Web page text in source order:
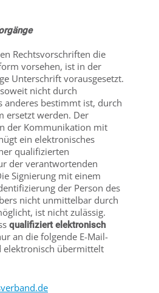
Rechtsvorschriften die
vorsehen, ist in der
Unterschrift vorausgesetzt.
nicht durch
anderes bestimmt ist, durch
ersetzt werden. Der
der Kommunikation mit
ein elektronisches
qualifizierten
der verantwortenden
Signierung mit einem
der Person des
nicht unmittelbar durch
ist nicht zulässig.
qualifiziert elektronisch
an die folgende E-Mail-
elektronisch übermittelt